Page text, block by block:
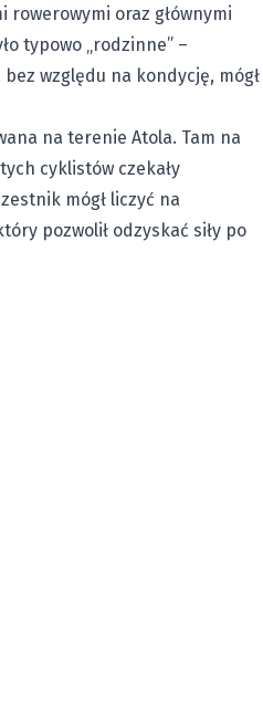
rowerowymi oraz głównymi
typowo „rodzinne” –
względu na kondycję, mógł
na terenie Atola. Tam na
cyklistów czekały
mógł liczyć na
pozwolił odzyskać siły po